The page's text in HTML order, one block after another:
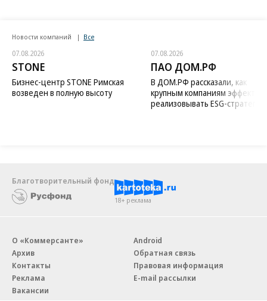
Новости компаний Все
07.08.2026
STONE
Бизнес-центр STONE Римская
возведен в полную высоту
07.08.2026
ПАО ДОМ.РФ
В ДОМ.РФ рассказали, как
крупным компаниям
реализовывать ESG-стратегию
Благотворительный фонд
18+ реклама
О «Коммерсанте»
Архив
Контакты
Реклама
Вакансии
Android
Обратная связь
Правовая информация
E-mail рассылки